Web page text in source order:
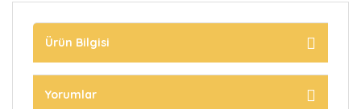
Ürün Bilgisi
Yorumlar